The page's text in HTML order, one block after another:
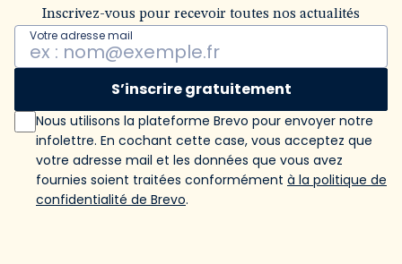
Inscrivez-vous pour recevoir toutes nos actualités
Votre adresse mail
S’inscrire gratuitement
Nous utilisons la plateforme Brevo pour envoyer notre
infolettre. En cochant cette case, vous acceptez que
votre adresse mail et les données que vous avez
fournies soient traitées conformément à la politique de
confidentialité de Brevo.